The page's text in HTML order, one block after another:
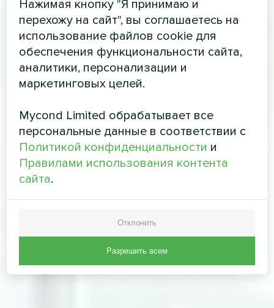
Нажимая кнопку "Я принимаю и
перехожу на сайт", вы соглашаетесь на
использование файлов cookie для
обеспечения функциональности сайта,
аналитики, персонализации и
маркетинговых целей.
Mycond Limited обрабатывает все
персональные данные в соответствии с
Политикой конфиденциальности и
Правилами использования контента
сайта.
Отклонить
Разрешить всем